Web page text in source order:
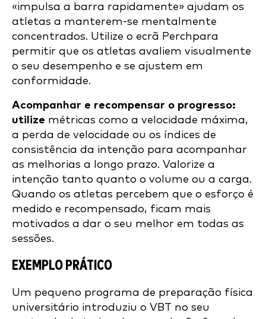
«impulsa a barra rapidamente» ajudam os
atletas a manterem-se mentalmente
concentrados. Utilize o ecrã Perchpara
permitir que os atletas avaliem visualmente
o seu desempenho e se ajustem em
conformidade.
Acompanhar e recompensar o progresso:
utilize métricas como a velocidade máxima,
a perda de velocidade ou os índices de
consistência da intenção para acompanhar
as melhorias a longo prazo. Valorize a
intenção tanto quanto o volume ou a carga.
Quando os atletas percebem que o esforço é
medido e recompensado, ficam mais
motivados a dar o seu melhor em todas as
sessões.
EXEMPLO PRÁTICO
Um pequeno programa de preparação física
universitário introduziu o VBT no seu